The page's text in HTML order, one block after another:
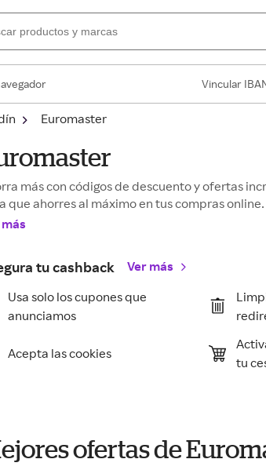
Vincular
Euromaster
más con códigos de descuento y ofertas
que ahorres al máximo en tus compras online.
tu cashback
Ver más
Usa solo los cupones que
anunciamos
Acepta las cookies
tu
ofertas de